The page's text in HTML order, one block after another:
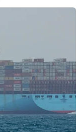
tiện khắc phục hậu
đầu. (Ảnh: Văn
dân huyện
Hùng cho